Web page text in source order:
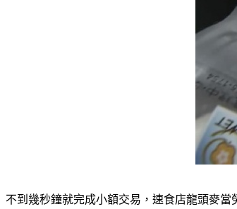
不到幾秒鐘就完成小額交易，速食店龍頭麥